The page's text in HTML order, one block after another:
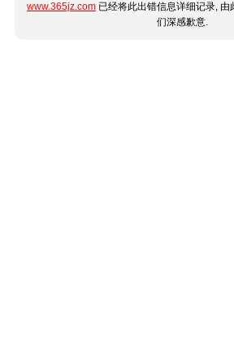
www.365jz.com 已经将此出错信息详细记录,
们深感歉意.